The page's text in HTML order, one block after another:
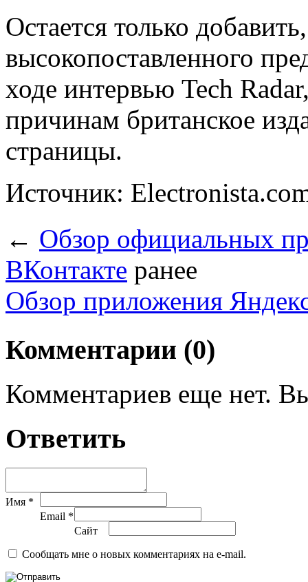
Остается только
высокопоставленного
ходе интервью Tech
причинам британское
страницы.
Источник:
← Обзор официальных
ВКонтакте ранее
Обзор приложения
Комментарии (0)
Комментариев еще нет.
Ответить
Имя *
Email *
Сайт
Сообщать мне о новых комментариях на e-mail.